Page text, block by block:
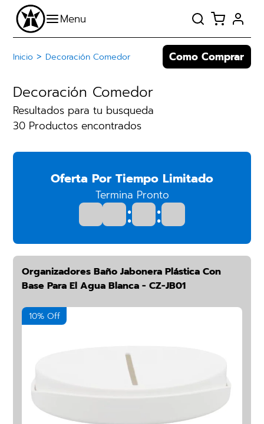
Inicio > Decoración Comedor Como Comprar
Decoración Comedor
Resultados para tu busqueda
30 Productos encontrados
Oferta Por Tiempo Limitado
Termina Pronto
: :
Organizadores Baño Jabonera Plástica Con
Base Para El Agua Blanca - CZ-JB01
10% Off